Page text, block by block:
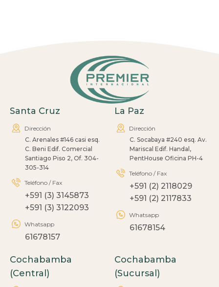
Santa Cruz
Dirección
C. Arenales #146 casi esq.
C. Beni Edif. Comercial
Santiago Piso 2, Of. 304-
305-314
Teléfono / Fax
+591 (3) 3145873
+591 (3) 3122093
Whatsapp
61678157
La Paz
Dirección
C. Socabaya #240 esq. Av.
Mariscal Edif. Handal,
PentHouse Oficina PH-4
Teléfono / Fax
+591 (2) 2118029
+591 (2) 2117833
Whatsapp
61678154
Cochabamba
(Central)
Cochabamba
(Sucursal)